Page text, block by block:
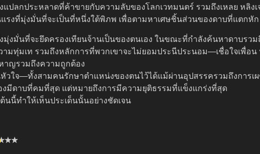
ปลกประหลาดที่ค้าขายกับความลับของโลกเวทมนตร์ รวมถึงเหลย หลิงเ
รงที่มุ่งมั่นที่จะเป็นที่หนึ่งใต้พิภพ เพื่อตามหาเศษชิ้นส่วนของดาบที่แตกหัก
งมั่นที่จะยึดครองเทียนจ้านเป็นของตนเอง ในขณะที่กำลังค้นหาดาบรว
ามทุ่มเท รวมถึงหลักการที่พวกเขาจะไม่ยอมประนีประนอม—เชื่อใจเพื่อ
าญรวมถึงความถูกต้อง
วใจ—ทั้งสามคนรักษาตำแหน่งของตนไว้ได้แม้ผ่านอุปสรรครวมถึงการเ
งมีดาบที่คมที่สุด แต่หมายถึงการมีความยุติธรรมที่แข็งแกร่งที่สุด
นนี้ทำให้เห็นประเด็นนั้นอย่างชัดเจน